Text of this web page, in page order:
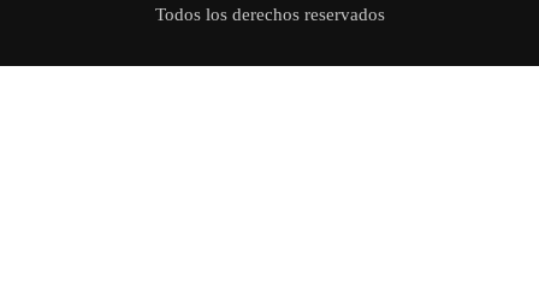
Todos los derechos reservados